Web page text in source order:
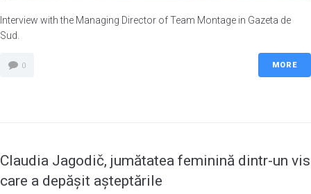
Interview with the Managing Director of Team Montage in Gazeta de
Sud.
0 MORE
Claudia Jagodič, jumătatea feminină dintr-un vis
care a depăşit aşteptările